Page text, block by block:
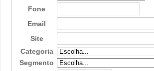
Fone
Email
Site
Categoria
Segmento